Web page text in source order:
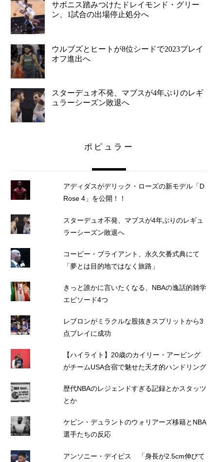
サボニス踏みつけたドレイモンド・グリー
ン、1試合の出場停止処分へ
ウルブズとヒートが8位シードで2023プレイ
オフ進出へ
スターデュオ不発、マブスが4年ぶりのレギ
ュラーシーズン敗退へ
ポピュラー
アディダスがデリック・ローズの新モデル「D
Rose 4」を公開！！
スターデュオ不発、マブスが4年ぶりのレギュ
ラーシーズン敗退へ
コービー・ブライアント、永久欠番式典にて
「夢とは目的地ではなく旅路」
きっと誰かに言いたくなる、NBAの逸話的雑学
エピソード4つ
レブロンがミラクルな股抜きスプリットから3
点プレイに成功
【ハイライト】20歳のカイリー・アービング
がチームUSA合宿で魅せた天才的ハンドリング
歴代NBAのレジェンドすぎる記録とかスタッツ
とか
ケビン・デュラントのウォリアーズ移籍とNBA
選手たちの反応
アンソニー・デイビス 「身長が2.5cm伸びて